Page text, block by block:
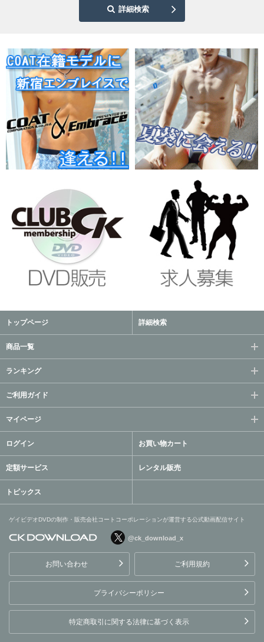
詳細検索
トップページ 詳細検索
商品一覧
ランキング
ご利用ガイド
マイページ
ログイン お買い物カート
定額サービス レンタル販売
トピックス
ゲイビデオDVDの制作・販売会社コートコーポレーションが運営する公式動画配信サイト
ョンが運営する公式動画配
信サイト
@ck_download_x
お問い合わせ ご利用規約
プライバシーポリシー
特定商取引に関する法律に基づく表示